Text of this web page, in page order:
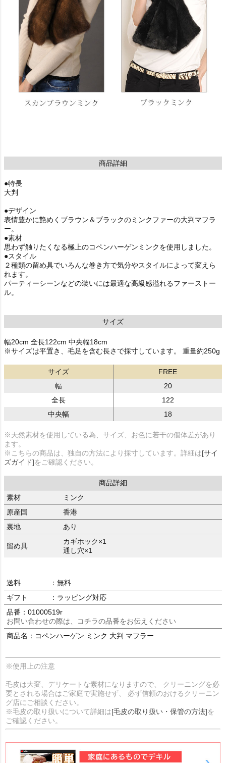
商品詳細
●特長
大判
●デザイン
表情豊かに艶めくブラウン＆ブラックのミンクファーの大判マフラ
ー。
●素材
思わず触りたくなる極上のコペンハーゲンミンクを使用しました。
●スタイル
２種類の留め具でいろんな巻き方で気分やスタイルによって変えら
れます。
パーティーシーンなどの装いには最適な高級感溢れるファーストー
ル。
サイズ
幅20cm 全長122cm 中央幅18cm
※サイズは平置き、毛足を含む長さで採寸しています。 重量約250g
サイズ
FREE
幅
20
全長
122
中央幅
18
※天然素材を使用している為、サイズ、お色に若干の個体差があり
ます。
※こちらの商品は、独自の方法により採寸しています。詳細は[サイ
ズガイド]をご確認ください。
商品詳細
素材
ミンク
原産国
香港
裏地
あり
留め具
カギホック×1
通し穴×1
送料
：無料
ギフト
：ラッピング対応
品番：01000519r
お問い合わせの際は、コチラの品番をお伝えください
商品名：コペンハーゲン ミンク 大判 マフラー
※使用上の注意
毛皮は大変、デリケートな素材になりますので、 クリーニングを必
要とされる場合はご家庭で実施せず、 必ず信頼のおけるクリーニン
グ店にご相談ください。
※毛皮の取り扱いについて詳細は[毛皮の取り扱い・保管の方法]を
ご確認ください。